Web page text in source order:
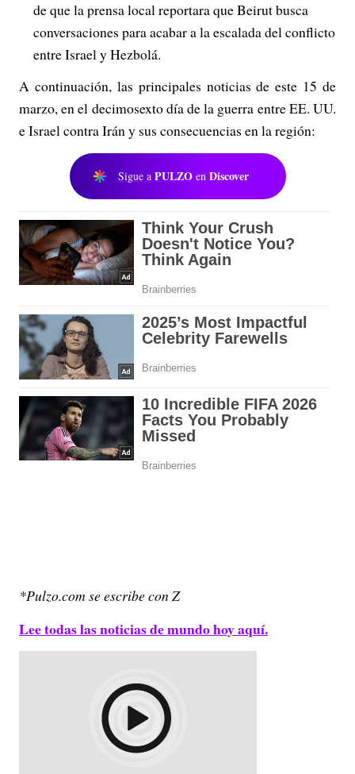
de que la prensa local reportara que Beirut busca
conversaciones para acabar a la escalada del conflicto
entre Israel y Hezbolá.
A continuación, las principales noticias de este 15 de
marzo, en el decimosexto día de la guerra entre EE. UU.
e Israel contra Irán y sus consecuencias en la región:
Sigue a PULZO en Discover
*Pulzo.com se escribe con Z
Lee todas las noticias de mundo hoy aquí.